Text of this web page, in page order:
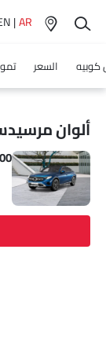
|AR
السعر
ألوان